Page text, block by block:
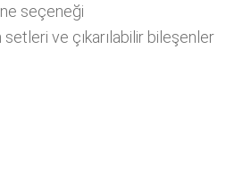
seçeneği
ve çıkarılabilir bileşenler